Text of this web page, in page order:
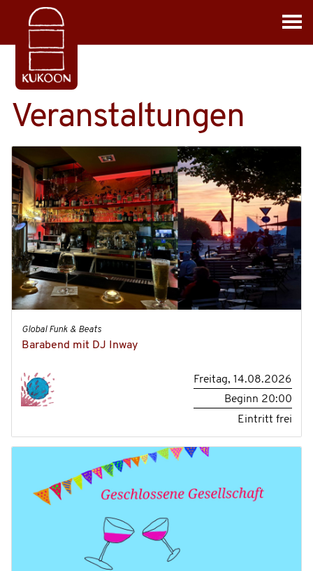
Veranstaltungen
Global Funk & Beats
Barabend mit DJ Inway
Freitag, 14.08.2026
Beginn 20:00
Eintritt frei